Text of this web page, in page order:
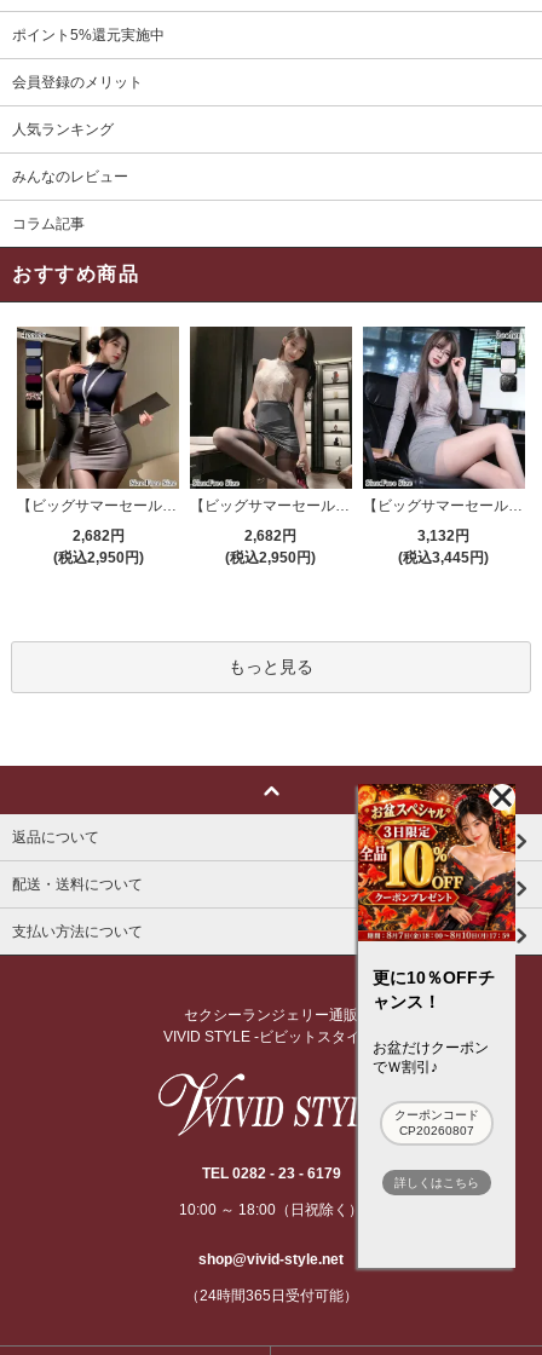
ポイント5%還元実施中
会員登録のメリット
人気ランキング
みんなのレビュー
コラム記事
おすすめ商品
【ビッグサマーセール対象品】セクシーコスプレ(SEXYCOSPLAY) 4421
2,682円
(税込2,950円)
【ビッグサマーセール対象品】セクシーコスプレ(SEXYCOSPLAY) 4191
2,682円
(税込2,950円)
【ビッグサマーセール対象品】セクシーコスプレ(SEXYCOSPLAY) 4173
3,132円
(税込3,445円)
もっと見る
返品について
配送・送料について
支払い方法について
セクシーランジェリー通販
VIVID STYLE -ビビットスタイル-
TEL 0282 - 23 - 6179
10:00 ～ 18:00（日祝除く）
shop@vivid-style.net
（24時間365日受付可能）
更に10％OFFチ
ャンス！
お盆だけクーポン
でＷ割引♪
クーポンコード
CP20260807
詳しくはこちら